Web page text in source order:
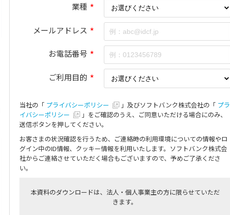
業種 *
メールアドレス *
お電話番号 *
ご利用目的 *
当社の「 プライバシーポリシー 」及びソフトバンク株式会社の「 プラ
イバシーポリシー
」をご確認のうえ、ご同意いただける場合にのみ、
送信ボタンを押してください。
お客さまの状況確認を行うため、ご連絡時の利用環境についての情報やロ
グイン中のID情報、クッキー情報を利用いたします。ソフトバンク株式会
社からご連絡させていただく場合もございますので、予めご了承くださ
い。
本資料のダウンロードは、法人・個人事業主の方に限らせていただ
きます。